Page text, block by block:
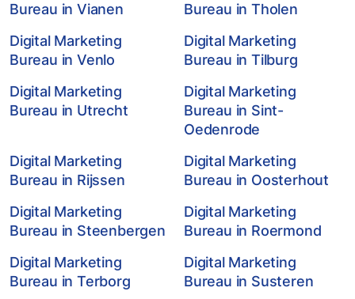
Bureau in Vianen
Bureau in Tholen
Digital Marketing
Bureau in Venlo
Digital Marketing
Bureau in Tilburg
Digital Marketing
Bureau in Utrecht
Digital Marketing
Bureau in Sint-
Oedenrode
Digital Marketing
Bureau in Rijssen
Digital Marketing
Bureau in Oosterhout
Digital Marketing
Bureau in Steenbergen
Digital Marketing
Bureau in Roermond
Digital Marketing
Bureau in Terborg
Digital Marketing
Bureau in Susteren